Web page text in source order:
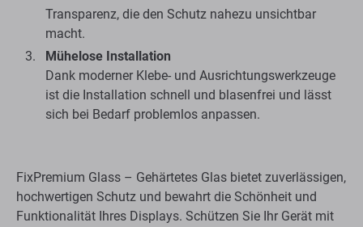
Transparenz, die den Schutz nahezu unsichtbar
macht.
Mühelose Installation
Dank moderner Klebe- und Ausrichtungswerkzeuge
ist die Installation schnell und blasenfrei und lässt
sich bei Bedarf problemlos anpassen.
FixPremium Glass – Gehärtetes Glas bietet zuverlässigen,
hochwertigen Schutz und bewahrt die Schönheit und
Funktionalität Ihres Displays. Schützen Sie Ihr Gerät mit